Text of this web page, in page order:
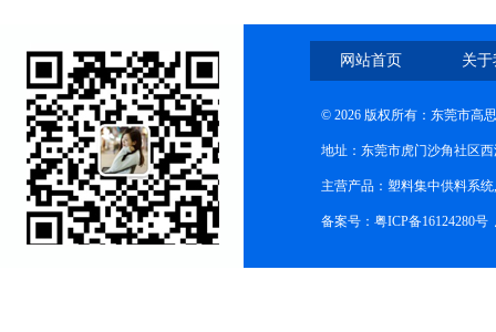
网站首页 关
© 2026 版权所有：东莞市高
地址：东莞市虎门沙角社区
主营产品：塑料集中供料系
备案号：粤ICP备16124280号